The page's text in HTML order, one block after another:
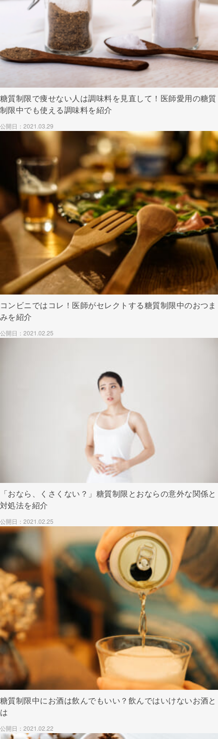
糖質制限で痩せない人は調味料を見直して！医師愛用の糖質
制限中でも使える調味料を紹介
公開日：2021.03.29
コンビニではコレ！医師がセレクトする糖質制限中のおつま
みを紹介
公開日：2021.02.25
「おなら、くさくない？」糖質制限とおならの意外な関係と
対処法を紹介
公開日：2021.02.25
糖質制限中にお酒は飲んでもいい？飲んではいけないお酒と
は
公開日：2021.02.22